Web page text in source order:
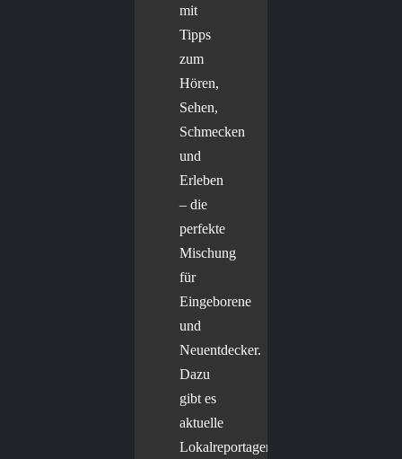
mit
Tipps
zum
Hören,
Sehen,
Schmecken
und
Erleben
– die
perfekte
Mischung
für
Eingeborene
und
Neuentdecker.
Dazu
gibt es
aktuelle
Lokalreportagen,